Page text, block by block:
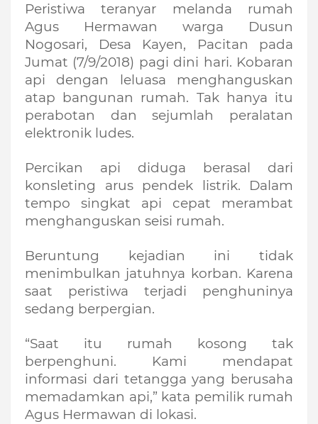
Peristiwa teranyar melanda rumah
Agus Hermawan warga Dusun
Nogosari, Desa Kayen, Pacitan pada
Jumat (7/9/2018) pagi dini hari. Kobaran
api dengan leluasa menghanguskan
atap bangunan rumah. Tak hanya itu
perabotan dan sejumlah peralatan
elektronik ludes.
Percikan api diduga berasal dari
konsleting arus pendek listrik. Dalam
tempo singkat api cepat merambat
menghanguskan seisi rumah.
Beruntung kejadian ini tidak
menimbulkan jatuhnya korban. Karena
saat peristiwa terjadi penghuninya
sedang berpergian.
“Saat itu rumah kosong tak
berpenghuni. Kami mendapat
informasi dari tetangga yang berusaha
memadamkan api,” kata pemilik rumah
Agus Hermawan di lokasi.